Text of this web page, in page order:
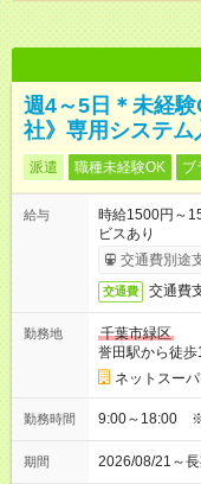
週4～5日＊未経
社》専用システム
派遣 職種未経験OK ブ
給与
時給1500円～
ビスあり
交通費別途
交通費 交通費
勤務地
千葉市緑区
誉田駅から徒歩
ネットスー
勤務時間 9:00～18:00
期間 2026/08/21～